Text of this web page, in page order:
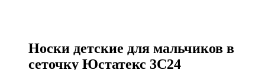
Носки детские для мальчиков в
сеточку Юстатекс 3С24